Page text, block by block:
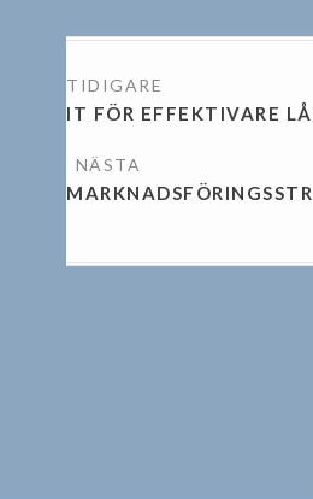
IT FÖR EFFEKTIVARE